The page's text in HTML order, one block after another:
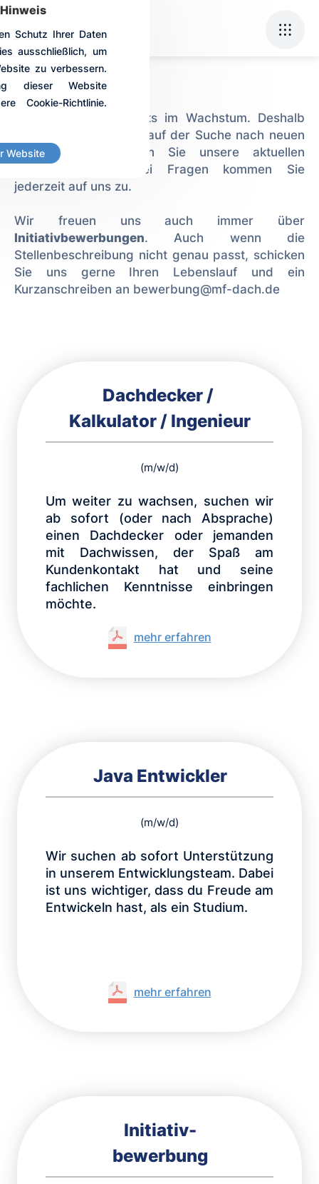
Schutz Ihrer Daten
ausschließlich, um
zu verbessern.
dieser Website
Cookie-Richtlinie.
Website
Jobs
Wir befinden uns stets im Wachstum. Deshalb
sind wir kontinuierlich auf der Suche nach neuen
Kollegen. Hier finden Sie unsere aktuellen
Ausschreibungen. Bei Fragen kommen Sie
jederzeit auf uns zu.
Wir freuen uns auch immer über
Initiativbewerbungen. Auch wenn die
Stellenbeschreibung nicht genau passt, schicken
Sie uns gerne Ihren Lebenslauf und ein
Kurzanschreiben an bewerbung@mf-dach.de
Dachdecker /
Kalkulator / Ingenieur
(m/w/d)
Um weiter zu wachsen, suchen wir
ab sofort (oder nach Absprache)
einen Dachdecker oder jemanden
mit Dachwissen, der Spaß am
Kundenkontakt hat und seine
fachlichen Kenntnisse einbringen
möchte.
mehr erfahren
Java Entwickler
(m/w/d)
Wir suchen ab sofort Unterstützung
in unserem Entwicklungsteam. Dabei
ist uns wichtiger, dass du Freude am
Entwickeln hast, als ein Studium.
mehr erfahren
Initiativ-
bewerbung